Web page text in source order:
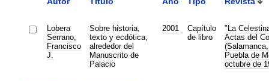
Lobera
Serrano,
Francisco
J.
Sobre historia,
texto y ecdótica,
alrededor del
Manuscrito de
Palacio
2001
Capítulo
de libro
"La
Actas del
Puebla de
octubre de